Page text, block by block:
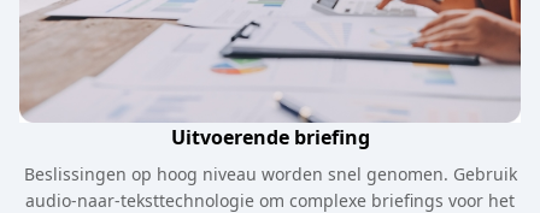
Uitvoerende briefing
Beslissingen op hoog niveau worden snel genomen. Gebruik
audio-naar-teksttechnologie om complexe briefings voor het